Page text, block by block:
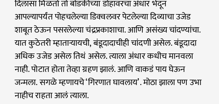
दिलासा मिळतो तो बोडकीच्या डोहावरचा अंधार भेदून
आपल्यापर्यंत पोहचलेल्या डिक्वलवर पेटलेल्या दिव्याचा उजेड
शाबूत ठेऊन पसरलेल्या चंद्रप्रकाशाचा. आणि असंख्य चांदण्यांचा.
यात कुठेतरी म्हाताऱ्यायची, बंडूदादाचीही चांदणी असेल. बंडूदादा
अधिक उजेड असेल तिथं असेल. त्याला अंधार कधीच मानवला
नाही. पोटात होता तेव्हा ग्रहण झालं. आणि वाकडं पाय घेऊन
जन्मला. सगळे म्हणायचे ‘गिरणात घावलाय’. मोठा झाला पण उभा
नाहीच राहता आलं त्याला.